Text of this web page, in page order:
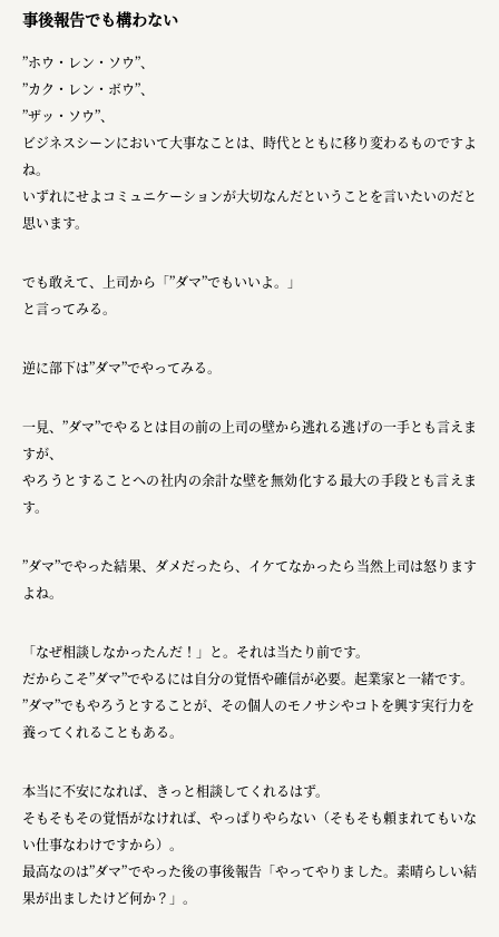
事後報告でも構わない
”ホウ・レン・ソウ”、
”カク・レン・ボウ”、
”ザッ・ソウ”、
ビジネスシーンにおいて大事なことは、時代とともに移り変わるものですよ
ね。
いずれにせよコミュニケーションが大切なんだということを言いたいのだと
思います。
でも敢えて、上司から「”ダマ”でもいいよ。」
と言ってみる。
逆に部下は”ダマ”でやってみる。
一見、”ダマ”でやるとは目の前の上司の壁から逃れる逃げの一手とも言えま
すが、
やろうとすることへの社内の余計な壁を無効化する最大の手段とも言えま
す。
”ダマ”でやった結果、ダメだったら、イケてなかったら当然上司は怒ります
よね。
「なぜ相談しなかったんだ！」と。それは当たり前です。
だからこそ”ダマ”でやるには自分の覚悟や確信が必要。起業家と一緒です。
”ダマ”でもやろうとすることが、その個人のモノサシやコトを興す実行力を
養ってくれることもある。
本当に不安になれば、きっと相談してくれるはず。
そもそもその覚悟がなければ、やっぱりやらない（そもそも頼まれてもいな
い仕事なわけですから）。
最高なのは”ダマ”でやった後の事後報告「やってやりました。素晴らしい結
果が出ましたけど何か？」。